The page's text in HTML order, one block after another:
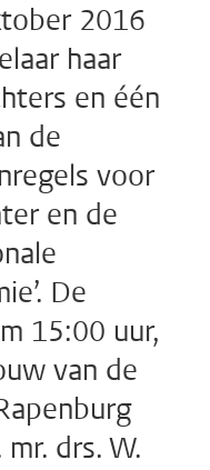
2016
haar
en één
de
voor
en de
De
15:00 uur,
van de
drs. W.